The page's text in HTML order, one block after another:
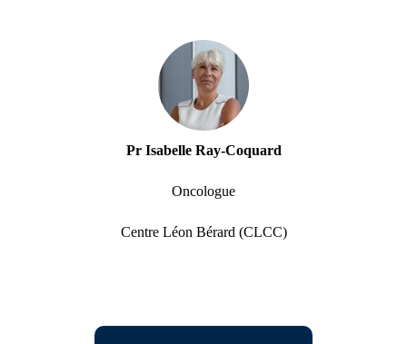
Pr Isabelle Ray-Coquard
Oncologue
Centre Léon Bérard (CLCC)